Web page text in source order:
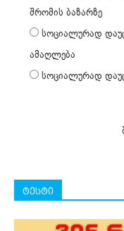
შრომის ბაზარზე
სოციალურად
ამაღლება
სოციალურად
ტესტი